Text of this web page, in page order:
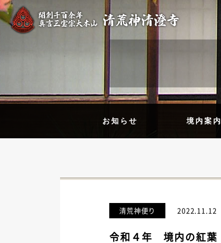
お知らせ 境内案内
清荒神便り 2022.11.12
令和４年 境内の紅葉